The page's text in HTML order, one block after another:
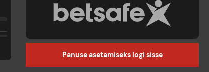
Panuse asetamiseks logi sisse